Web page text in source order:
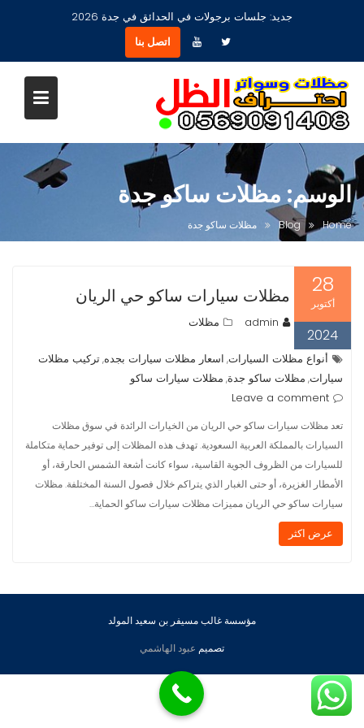
جديد: جلسات برجولات في الحدائق في جدة 2026
اتصل بنا
الوسم: مظلات ساكو جدة
Home
Blog مظلات ساكو جدة
28
أكتوبر
2024
مظلات سيارات ساكو حي الريان
admin مظلات
أنواع مظلات السيارات, اسعار مظلات سيارات بجده,تركيب مظلات
سيارات, مظلات ساكو جدة, مظلات سيارات ساكو
Leave a comment
تعد مظلات سيارات ساكو حي الريان من الخيارات الرائدة في سوق مظلات
السيارات بالمملكة العربية السعودية. تهدف هذه المظلات إلى توفير حماية متكاملة
للسيارات من الظروف الجوية القاسية، سواء كانت أشعة الشمس الحارقة، أو
الأمطار الغزيرة، أو حتى الغبار الذي يتراكم خلال فصول السنة المختلفة. مظلات
سيارات ساكو حي الريان مميزات مظلات سيارات ساكو الحماية…
عرض اكثر
مؤسسة غالب مسيفر بن سعيد المولد
تصميم عبود الهاشمي